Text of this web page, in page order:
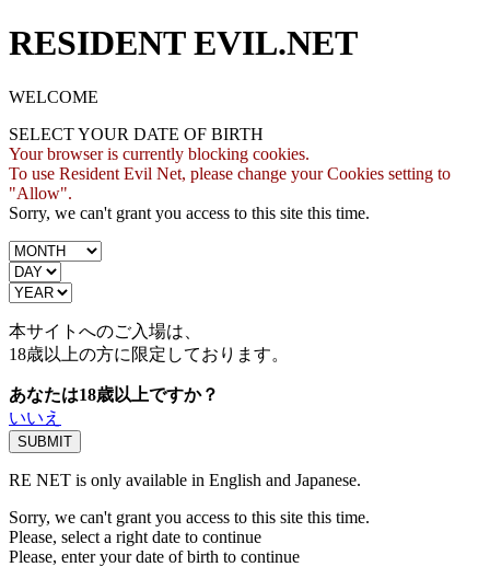
RESIDENT EVIL.NET
WELCOME
SELECT YOUR DATE OF BIRTH
Your browser is currently blocking cookies.
To use Resident Evil Net, please change your Cookies setting to
"Allow".
Sorry, we can't grant you access to this site this time.
本サイトへのご入場は、
18歳以上の方に限定しております。
あなたは18歳以上ですか？
いいえ
RE NET is only available in English and Japanese.
Sorry, we can't grant you access to this site this time.
Please, select a right date to continue
Please, enter your date of birth to continue